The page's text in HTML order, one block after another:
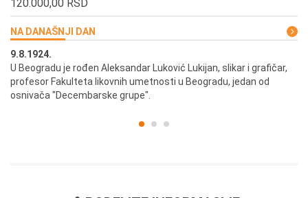
120.000,00 RSD
NA DANAŠNJI DAN
9.8.1924.
U Beogradu je rođen Aleksandar Luković Lukijan, slikar i grafičar,
profesor Fakulteta likovnih umetnosti u Beogradu, jedan od
osnivača "Decembarske grupe".